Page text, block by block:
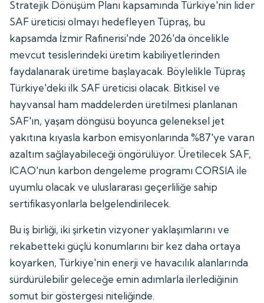
Stratejik Dönüşüm Planı kapsamında Türkiye'nin lider
SAF üreticisi olmayı hedefleyen Tüpraş, bu
kapsamda İzmir Rafinerisi'nde 2026'da öncelikle
mevcut tesislerindeki üretim kabiliyetlerinden
faydalanarak üretime başlayacak. Böylelikle Tüpraş
Türkiye'deki ilk SAF üreticisi olacak. Bitkisel ve
hayvansal ham maddelerden üretilmesi planlanan
SAF'ın, yaşam döngüsü boyunca geleneksel jet
yakıtına kıyasla karbon emisyonlarında %87'ye varan
azaltım sağlayabileceği öngörülüyor. Üretilecek SAF,
ICAO'nun karbon dengeleme programı CORSIA ile
uyumlu olacak ve uluslararası geçerliliğe sahip
sertifikasyonlarla belgelendirilecek.
Bu iş birliği, iki şirketin vizyoner yaklaşımlarını ve
rekabetteki güçlü konumlarını bir kez daha ortaya
koyarken, Türkiye'nin enerji ve havacılık alanlarında
sürdürülebilir geleceğe emin adımlarla ilerlediğinin
somut bir göstergesi niteliğinde.